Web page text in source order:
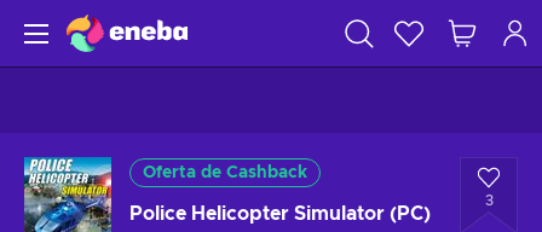
Oferta de Cashback
Police Helicopter Simulator (PC)
3